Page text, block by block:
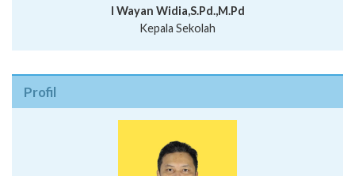
I Wayan Widia,S.Pd.,M.Pd
Kepala Sekolah
Profil